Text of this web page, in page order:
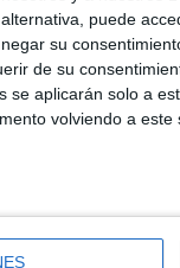
puede
su
de su
se aplicarán solo a
volviendo a